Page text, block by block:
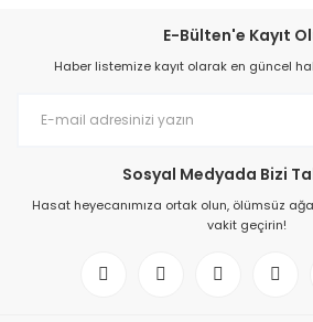
E-Bülten'e Kayıt
Haber listemize kayıt olarak en güncel
Sosyal Medyada Bizi
Hasat heyecanımıza ortak olun, ölümsüz
vakit geçirin!